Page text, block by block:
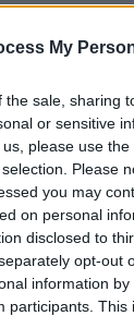
My
the sale, sharing
or sensitive
please use
Please
you may
on personal
disclosed to
opt-out
information
participants.
στο
hot νέα.
και στο